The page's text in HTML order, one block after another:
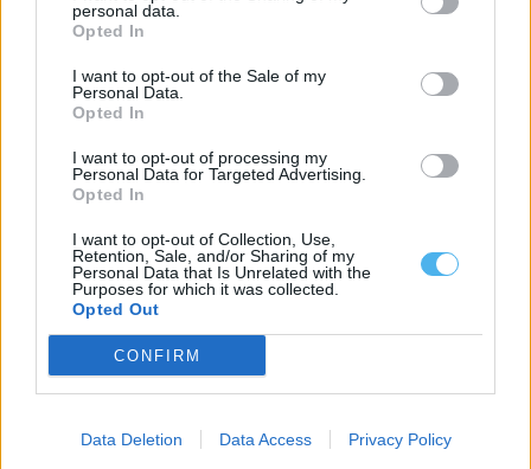
personal data.
Opted In
I want to opt-out of the Sale of my
Personal Data.
Opted In
I want to opt-out of processing my
Personal Data for Targeted Advertising.
Opted In
I want to opt-out of Collection, Use,
Retention, Sale, and/or Sharing of my
Personal Data that Is Unrelated with the
Purposes for which it was collected.
Opted Out
CONFIRM
Data Deletion Data Access Privacy Policy
O comboio já circula na Linha Évora/Caia, mas ainda em testes
(c/fotos)
Os primeiros ensaios da ligação ferroviária entre Évora e Caia
5 Agosto, 2026 - 17:45